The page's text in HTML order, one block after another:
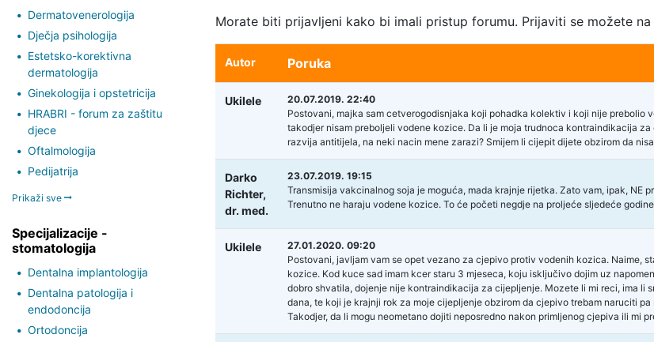
Dermatovenerologija
Dječja psihologija
Estetsko-korektivna
dermatologija
Ginekologija i opstetricija
HRABRI - forum za zaštitu
djece
Oftalmologija
Pedijatrija
Prikaži sve
Specijalizacije -
stomatologija
Dentalna implantologija
Dentalna patologija i
endodoncija
Ortodoncija
Morate biti prijavljeni kako bi imali pristup forumu. Prijaviti se možete na
Autor Poruka
Ukilele
20.07.2019. 22:40
Postovani, majka sam cetverogodisnjaka koji pohadka kolektiv i koji nije
takodjer nisam preboljeli vodene kozice. Da li je moja trudnoca kontraindikacija
razvija antitijela, na neki nacin mene zarazi? Smijem li cijepit dijete obzirom da
Darko
Richter,
dr. med.
23.07.2019. 19:15
Transmisija vakcinalnog soja je moguća, mada krajnje rijetka. Zato vam, ipak, NE
Trenutno ne haraju vodene kozice. To će početi negdje na proljeće sljedeće
Ukilele
27.01.2020. 09:20
Postovani, javljam vam se opet vezano za cjepivo protiv vodenih kozica. Naime,
kozice. Kod kuce sad imam kcer staru 3 mjeseca, koju isključivo dojim uz
dobro shvatila, dojenje nije kontraindikacija za cijepljenje. Mozete li mi reci, ima li
dana, te koji je krajnji rok za moje cijepljenje obzirom da cjepivo trebam naruciti
Takodjer, da li mogu neometano dojiti neposredno nakon primljenog cjepiva ili mi